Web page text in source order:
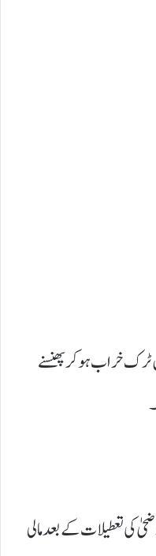
ٹرک خراب ہو کر پھنسنے
کی تعطیلات کے بعد مالی